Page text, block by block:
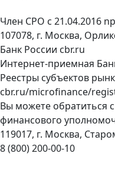
Член СРО с 21.04.2016
107078, г. Москва,
Банк России cbr.ru
Интернет-приемная
Реестры субъектов
cbr.ru/microfinance/
Вы можете обратиться
финансового
119017, г. Москва,
8 (800) 200-00-10